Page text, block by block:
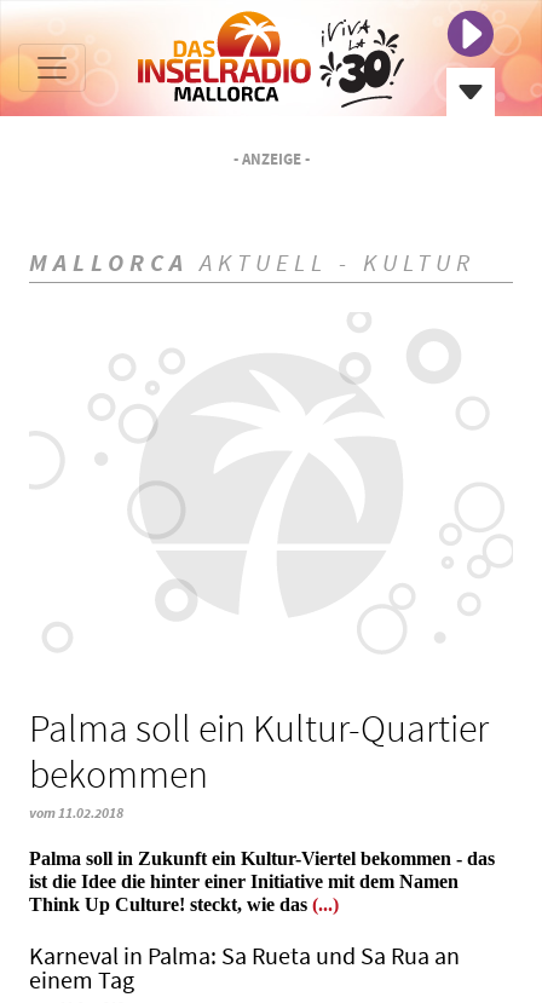
- ANZEIGE -
MALLORCA AKTUELL - KULTUR
Palma soll ein Kultur-Quartier
bekommen
vom 11.02.2018
Palma soll in Zukunft ein Kultur-Viertel bekommen - das
ist die Idee die hinter einer Initiative mit dem Namen
Think Up Culture! steckt, wie das (...)
Karneval in Palma: Sa Rueta und Sa Rua an
einem Tag